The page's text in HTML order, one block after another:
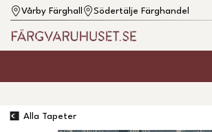
Vårby Färghall Södertälje Färghandel
Alla Tapeter